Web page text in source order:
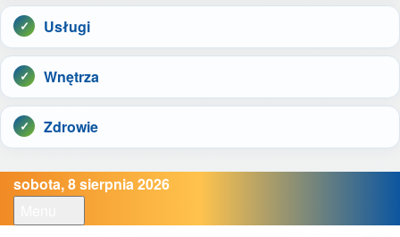
Usługi
Wnętrza
Zdrowie
sobota, 8 sierpnia 2026